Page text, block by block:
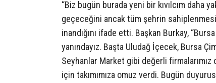
“Biz bugün burada yeni bir kıvılcım daha
geçeceğini ancak tüm şehrin
inandığını ifade etti. Başkan Burkay,
yanındayız. Başta Uludağ İçecek, Bursa
Seyhanlar Market gibi değerli
için takımımıza omuz verdi. Bugün